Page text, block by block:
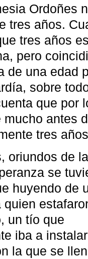
Ordoñes
tres años.
tres años
pero
de una edad
sobre
que por
mucho antes
tres
oriundos de
se
huyendo de
quien
un tío que
iba a
la que se